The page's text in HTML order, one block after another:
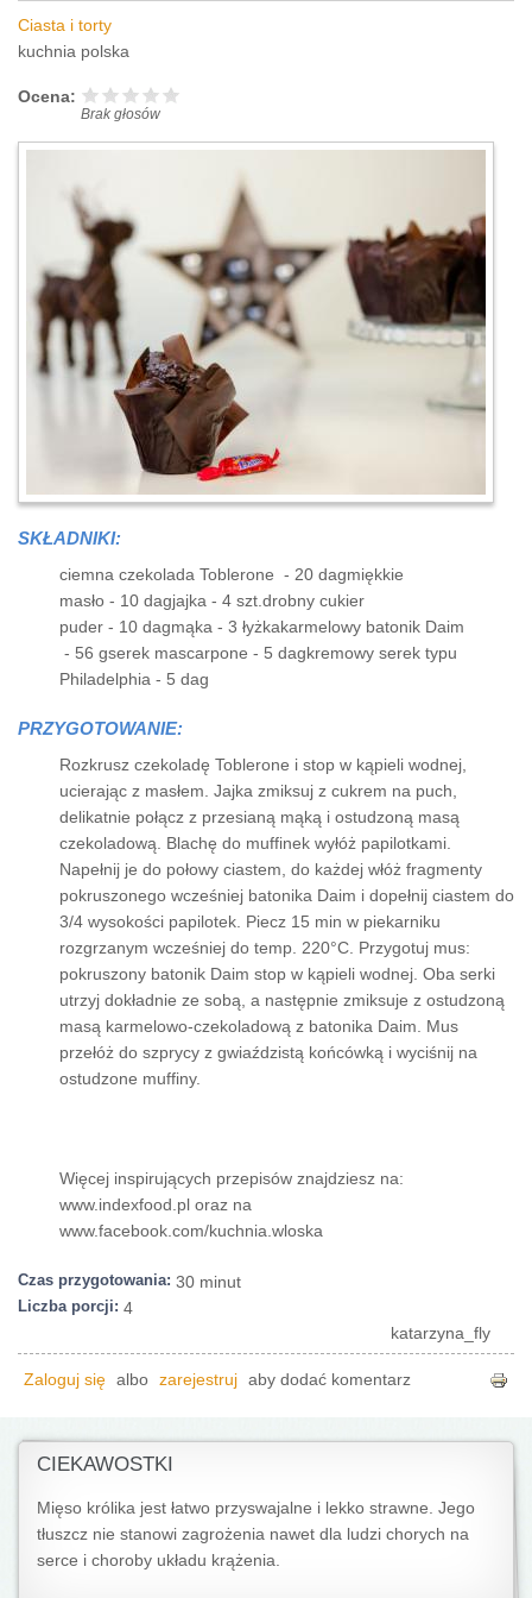
Ciasta i torty
kuchnia polska
Ocena:
Brak głosów
SKŁADNIKI:
ciemna czekolada Toblerone - 20 dagmiękkie
masło - 10 dagjajka - 4 szt.drobny cukier
puder - 10 dagmąka - 3 łyżkakarmelowy batonik Daim
- 56 gserek mascarpone - 5 dagkremowy serek typu
Philadelphia - 5 dag
PRZYGOTOWANIE:
Rozkrusz czekoladę Toblerone i stop w kąpieli wodnej,
ucierając z masłem. Jajka zmiksuj z cukrem na puch,
delikatnie połącz z przesianą mąką i ostudzoną masą
czekoladową. Blachę do muffinek wyłóż papilotkami.
Napełnij je do połowy ciastem, do każdej włóż fragmenty
pokruszonego wcześniej batonika Daim i dopełnij ciastem do
3/4 wysokości papilotek. Piecz 15 min w piekarniku
rozgrzanym wcześniej do temp. 220°C. Przygotuj mus:
pokruszony batonik Daim stop w kąpieli wodnej. Oba serki
utrzyj dokładnie ze sobą, a następnie zmiksuje z ostudzoną
masą karmelowo-czekoladową z batonika Daim. Mus
przełóż do szprycy z gwiaździstą końcówką i wyciśnij na
ostudzone muffiny.
Więcej inspirujących przepisów znajdziesz na:
www.indexfood.pl oraz na
www.facebook.com/kuchnia.wloska
Czas przygotowania: 30 minut
Liczba porcji: 4
katarzyna_fly
Zaloguj się albo zarejestruj aby dodać komentarz
CIEKAWOSTKI
Mięso królika jest łatwo przyswajalne i lekko strawne. Jego
tłuszcz nie stanowi zagrożenia nawet dla ludzi chorych na
serce i choroby układu krążenia.